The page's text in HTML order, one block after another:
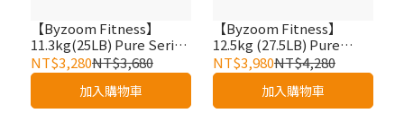
【Byzoom Fitness】
11.3kg(25LB) Pure Series
5段重量 可調式啞鈴 (黑白
兩色)單支
NT$3,280NT$3,680
加入購物車
【Byzoom Fitness】
12.5kg (27.5LB) Pure
Series 10段重量 可調式啞
鈴 (黑白兩色)單支
NT$3,980NT$4,280
加入購物車